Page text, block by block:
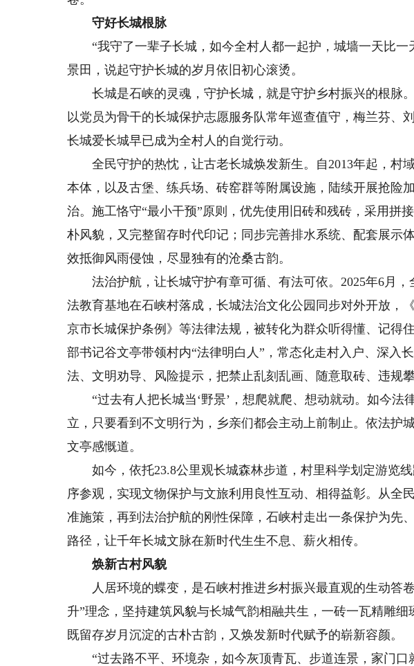
守好长城根脉
“我守了一辈子长城，如今全村人都一起护，城墙一天比一
景田，说起守护长城的岁月依旧初心滚烫。
长城是石峡的灵魂，守护长城，就是守护乡村振兴的根脉。
以党员为骨干的长城保护志愿服务队常年巡查值守，梅兰芬、
长城爱长城早已成为全村人的自觉行动。
全民守护的热忱，让古老长城焕发新生。自2013年起，村
本体，以及古堡、练兵场、砖窑群等附属设施，陆续开展抢险
治。施工恪守“最小干预”原则，优先使用旧砖和残砖，采用拼
朴风貌，又完整留存时代印记；同步完善排水系统、配套展示
效抵御风雨侵蚀，尽显独有的沧桑古韵。
法治护航，让长城守护有章可循、有法可依。2025年6月，
法教育基地在石峡村落成，长城法治文化公园同步对外开放，
京市长城保护条例》等法律法规，被转化为群众听得懂、记得
部书记谷文亭带领村内“法律明白人”，常态化走村入户、深入
法、文明劝导、风险提示，把禁止乱刻乱画、随意取砖、违规
“过去有人把长城当‘野景’，想爬就爬、想动就动。如今法
立，只要看到不文明行为，乡亲们都会主动上前制止。依法护
文亭感慨道。
如今，依托23.8公里观长城森林步道，村里科学划定游览线
序参观，实现文物保护与文旅利用良性互动、相得益彰。从全
准施策，再到法治护航的刚性保障，石峡村走出一条保护为先
路径，让千年长城文脉在新时代生生不息、薪火相传。
焕新古村风貌
人居环境的蝶变，是石峡村推进乡村振兴最直观的生动答
升”理念，坚持建筑风貌与长城气韵相融共生，一砖一瓦精雕
既留存岁月沉淀的古朴古韵，又焕发新时代赋予的崭新容颜。
“过去路不平、环境杂，如今灰顶青瓦、步道连景，家门口